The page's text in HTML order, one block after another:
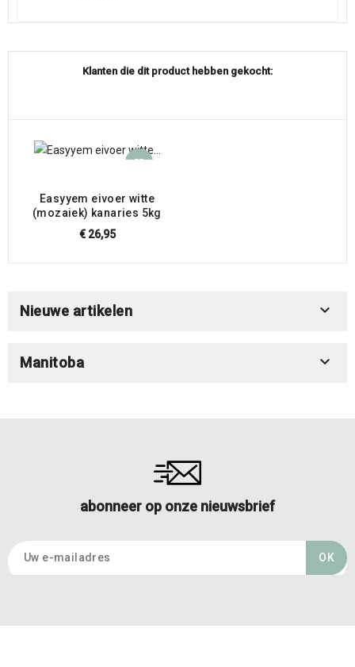
Klanten die dit product hebben gekocht:
Easyyem eivoer witte
(mozaiek) kanaries 5kg
€ 26,95
Nieuwe artikelen 
Manitoba 
abonneer op onze nieuwsbrief